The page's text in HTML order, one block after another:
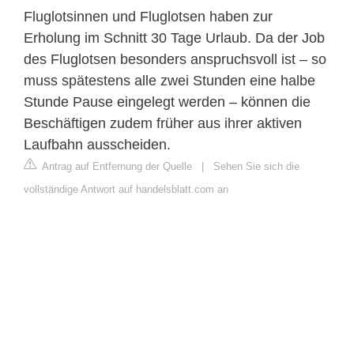
Fluglotsinnen und Fluglotsen haben zur
Erholung im Schnitt 30 Tage Urlaub. Da der Job
des Fluglotsen besonders anspruchsvoll ist – so
muss spätestens alle zwei Stunden eine halbe
Stunde Pause eingelegt werden – können die
Beschäftigen zudem früher aus ihrer aktiven
Laufbahn ausscheiden.
Antrag auf Entfernung der Quelle | Sehen Sie sich die
vollständige Antwort auf handelsblatt.com an